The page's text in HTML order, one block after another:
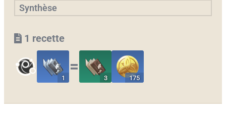
Synthèse
1 recette
1
〓
3 175